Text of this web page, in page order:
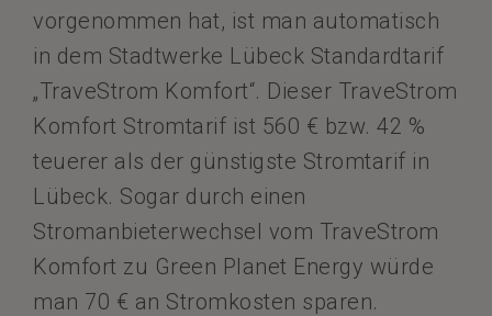
vorgenommen hat, ist man automatisch
in dem Stadtwerke Lübeck Standardtarif
„TraveStrom Komfort“. Dieser TraveStrom
Komfort Stromtarif ist 560 € bzw. 42 %
teuerer als der günstigste Stromtarif in
Lübeck. Sogar durch einen
Stromanbieterwechsel vom TraveStrom
Komfort zu Green Planet Energy würde
man 70 € an Stromkosten sparen.